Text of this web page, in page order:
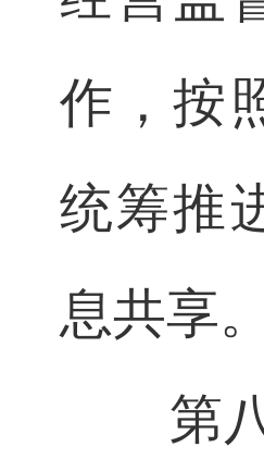
作，按
统筹推
息共享
第